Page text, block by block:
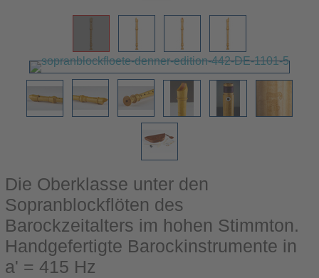
Die Oberklasse unter den
Sopranblockflöten des
Barockzeitalters im hohen Stimmton.
Handgefertigte Barockinstrumente in
a' = 415 Hz